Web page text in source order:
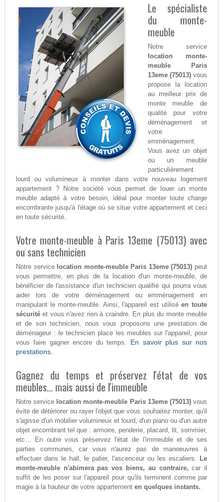
Le spécialiste
du monte-
meuble
Notre service
location monte-
meuble Paris
13eme (75013) vous
propose la location
au meilleur prix de
monte meuble de
qualité pour votre
déménagement et
votre
emménagement.
Vous avez un objet
ou un meuble
particulièrement
lourd ou volumineux à monter dans votre nouveau logement
appartement ? Notre société vous permet de louer un monte
meuble adapté à votre besoin, idéal pour monter toute charge
encombrante jusqu'à l'étage où se situe votre appartement et ceci
en toute sécurité.
Votre monte-meuble à Paris 13eme (75013) avec
ou sans technicien
Notre service location monte-meuble Paris 13eme (75013) peut
vous permettre, en plus de la location d'un monte-meuble, de
bénéficier de l'assistance d'un technicien qualifié qui pourra vous
aider lors de votre déménagement ou emménagement en
manipulant le monte-meuble. Ainsi, l'appareil est utiliséen toute
sécuritéet vous n'avez rien à craindre. En plus du monte meuble
et de son technicien, nous vous proposons une prestation de
déménageur : le technicien place les meubles sur l'appareil, pour
vous faire gagner encore du temps. En savoir plus sur nos
prestations.
Gagnez du temps et préservez l'état de vos
meubles... mais aussi de l'immeuble
Notre service location monte-meuble Paris 13eme (75013)vous
évite de détériorer ou rayer l'objet que vous souhaitez monter, qu'il
s'agisse d'un mobilier volumineux et lourd, d'un piano ou d'un autre
objet encombrant tel que : armoire, penderie, placard, lit, sommier,
etc… En outre vous préservez l'état de l'immeuble et de ses
parties communes, car vous n'aurez pas de manoeuvres à
effectuer dans le hall, le palier, l'ascenceur ou les escaliers. Le
monte-meuble n'abimera pas vos biens, au contraire, car il
suffit de les poser sur l'appareil pour qu'ils terminent comme par
magie à la hauteur de votre appartement en quelques instants.